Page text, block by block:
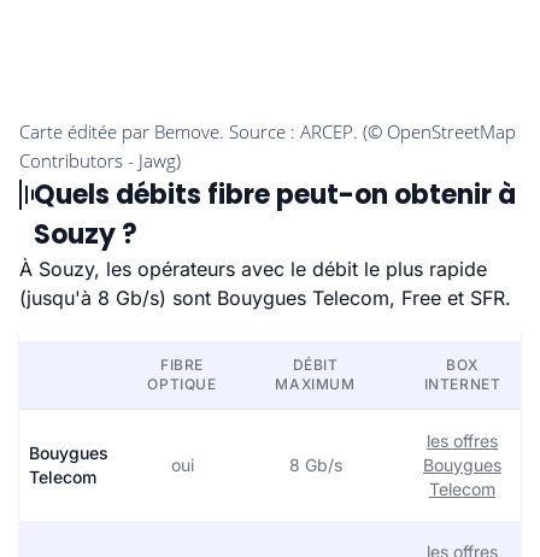
Quels débits fibre peut-on obtenir à
Souzy ?
À Souzy, les opérateurs avec le débit le plus rapide
(jusqu'à 8 Gb/s) sont Bouygues Telecom, Free et SFR.
FIBRE
OPTIQUE
DÉBIT
MAXIMUM
BOX
INTERNET
Bouygues
Telecom
oui 8 Gb/s
les offres
Bouygues
Telecom
les offres